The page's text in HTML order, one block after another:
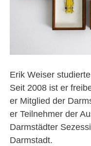
Erik Weiser
Seit 2008 ist er
er Mitglied der
er Teilnehmer der
Darmstädter
Darmstadt.